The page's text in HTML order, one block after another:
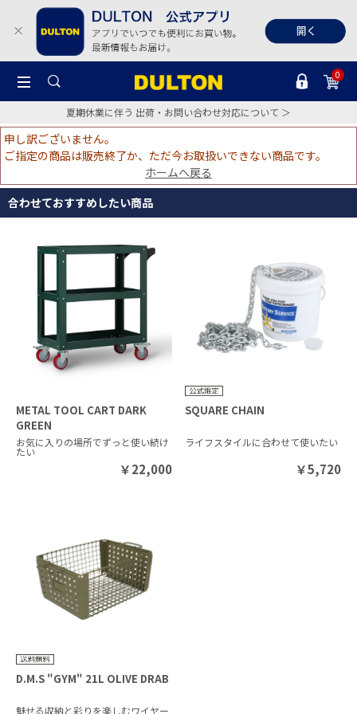
0
夏期休業に伴う 出荷・お問い合わせ対応について ＞
申し訳ございません。
ご指定の商品は販売終了か、ただ今お取扱いできない商品です。
ホームへ戻る
合わせておすすめしたい商品
METAL TOOL CART DARK
GREEN
お気に入りの場所でずっと使い続け
たい
￥22,000
SQUARE CHAIN
ライフスタイルに合わせて使いたい
￥5,720
D.M.S "GYM" 21L OLIVE DRAB
魅せる収納と彩りを楽しむワイヤー